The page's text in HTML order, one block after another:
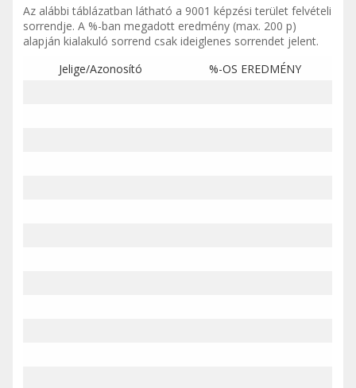
Az alábbi táblázatban látható a 9001 képzési terület felvételi
sorrendje. A %-ban megadott eredmény (max. 200 p)
alapján kialakuló sorrend csak ideiglenes sorrendet jelent.
Jelige/Azonosító
%-OS EREDMÉNY